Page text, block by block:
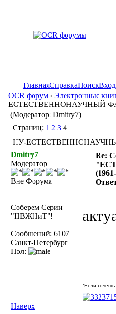
ГлавнаяСправкаПоискВход
OCR форум › Электронные
ЕСТЕСТВЕННОНАУЧНЫЙ
(Модератор: Dmitry7)
Страниц: 1 2 3 4
НУ-ЕСТЕСТВЕННОНАУЧНЫЙ
Dmitry7
Модератор
Вне Форума
Соберем Серии
"НВЖНиТ"!
Сообщений: 6107
Санкт-Петербург
Пол:
Re:
Наверх
"Если хочешь